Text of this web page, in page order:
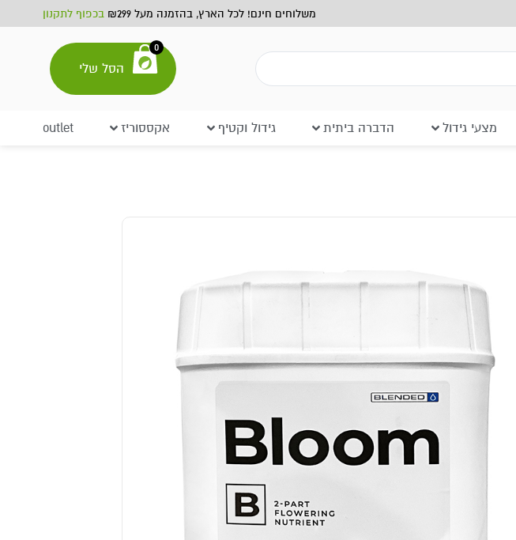
משלוחים חינם! לכל הארץ, בהזמנה מעל ₪299 בכפוף לתקנון
0
הסל שלי
מצעי גידול הדברה ביתית גידול וקטיף אקססוריז outlet